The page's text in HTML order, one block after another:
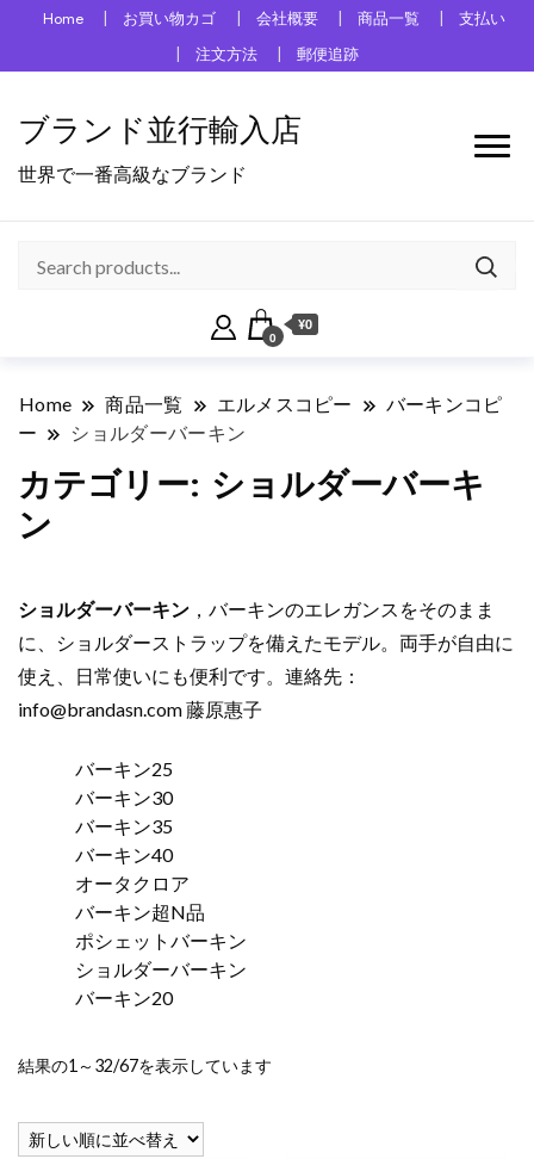
Home お買い物カゴ 会社概要 商品一覧
支払い
注文方法
郵便追跡
ブランド並行輸入店
世界で一番高級なブランド
0
¥0
Home 商品一覧 エルメスコピー
バーキンコピ
ー
ショルダーバーキン
カテゴリー: ショルダーバーキ
ン
ショルダーバーキン ，バーキンのエレガンスをそのまま
に、ショルダーストラップを備えたモデル。両手が自由に
使え、日常使いにも便利です。連絡先：
info@brandasn.com藤原惠子
バーキン25
バーキン30
バーキン35
バーキン40
オータクロア
バーキン超N品
ポシェットバーキン
ショルダーバーキン
バーキン20
結果の1～32/67を表示しています